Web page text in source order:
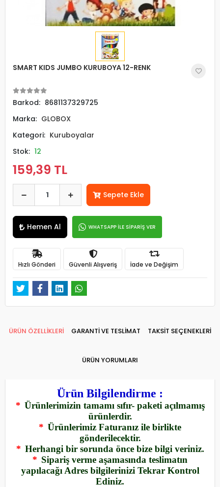
SMART KIDS JUMBO KURUBOYA 12-RENK
Barkod: 8681137329725
Marka: GLOBOX
Kategori: Kuruboyalar
Stok: 12
159,39 TL
Sepete Ekle
Hemen Al WHATSAPP İLE SİPARİŞ VER
Hızlı Gönderi Güvenli Alışveriş İade ve Değişim
ÜRÜN ÖZELLİKLERİ GARANTİ VE TESLİMAT TAKSİT SEÇENEKLERİ
ÜRÜN YORUMLARI
Ürün Bilgilendirme :
* Ürünlerimizin tamamı sıfır- paketi açılmamış
ürünlerdir.
* Ürünlerimiz Faturanız ile birlikte
gönderilecektir.
* Herhangi bir sorunda önce bize bilgi veriniz.
* Sipariş verme aşamasında teslimatın
yapılacağı Adres bilgilerinizi Tekrar Kontrol
Ediniz.